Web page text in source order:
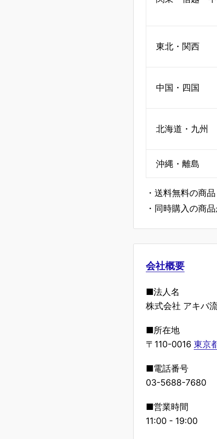
東北・関西
中国・四国
北海道・九州
沖縄・離島
・送料無料の商
・同時購入の商
会社概要
■法人名
株式会社 アキバ
■所在地
〒110-0016 東京
■電話番号
03-5688-7680
■営業時間
11:00 - 19:00